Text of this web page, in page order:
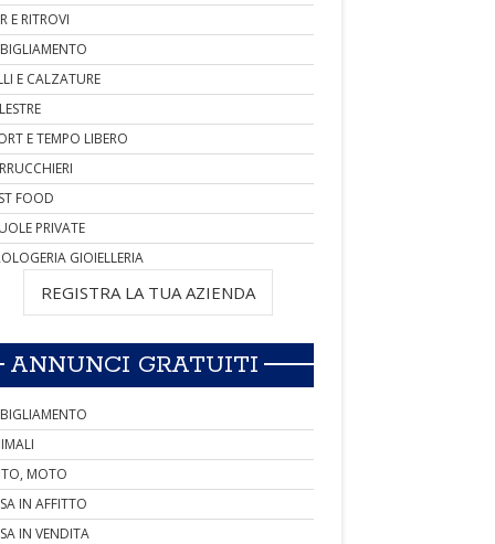
E RITROVI
E CALZATURE
E TEMPO LIBERO
FOOD
PRIVATE
GIOIELLERIA
REGISTRA LA TUA AZIENDA
ANNUNCI GRATUITI
MOTO
IN AFFITTO
IN VENDITA